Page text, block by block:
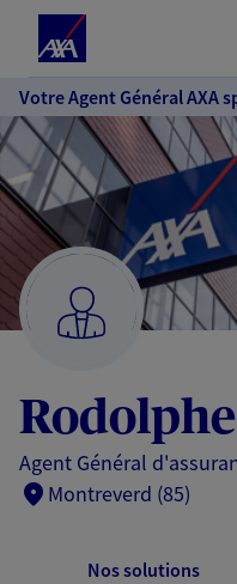
Votre Agent Général AXA
Agent Général
Montreverd (85)
Nos solutions